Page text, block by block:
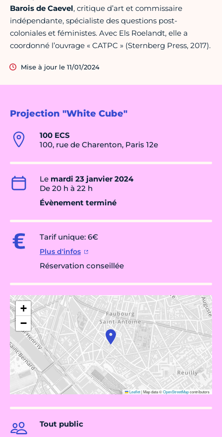
Projection "White Cube"
100 ECS
100, rue de Charenton, Paris 12e
Le mardi 23 janvier 2024
De 20 h à 22 h
Évènement terminé
Tarif unique: 6€
Plus d'infos
Réservation conseillée
+
−
Leaflet|Map data ©OpenStreetMapcontributors
Tout public
Barois de Caevel, critique d’art et commissaire
indépendante, spécialiste des questions post-
coloniales et féministes. Avec Els Roelandt, elle a
coordonné l’ouvrage « CATPC » (Sternberg Press, 2017).
Mise à jour le 11/01/2024